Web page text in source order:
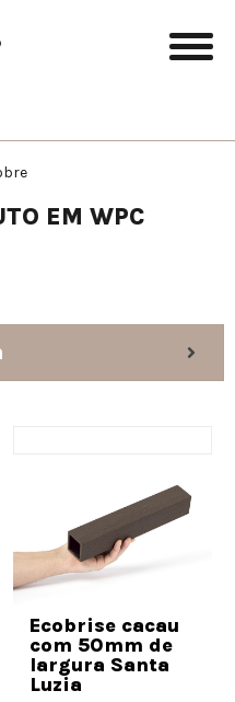
EM WPC
Ecobrise cacau
com 50mm de
largura Santa
Luzia